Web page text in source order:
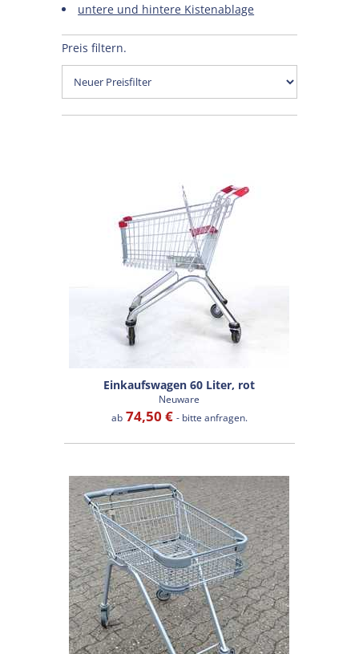
untere und hintere Kistenablage
Preis filtern.
Einkaufswagen 60 Liter, rot
Neuware
ab74,50 € - bitte anfragen.